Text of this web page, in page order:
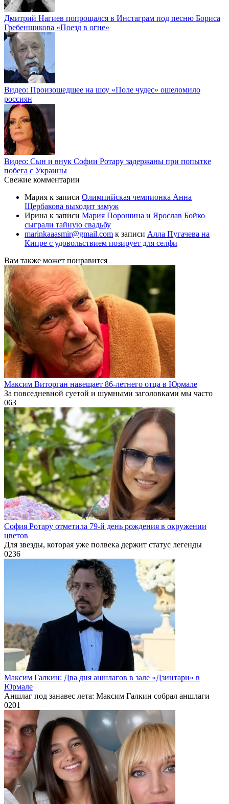
Дмитрий Нагиев попрощался в Инстаграм под песню Бориса
Гребенщикова «Поезд в огне»
Видео: Произошедшее на шоу «Поле чудес» ошеломило
россиян
Видео: Сын и внук Софии Ротару задержаны при попытке
побега с Украины
Свежие комментарии
Мария к записи Олимпийская чемпионка Анна
Щербакова выходит замуж
Ирина к записи Мария Порошина и Ярослав Бойко
сыграли тайную свадьбу
marinkaaasmir@gmail.com к записи Алла Пугачева на
Кипре с удовольствием позирует для селфи
Вам также может понравится
Максим Виторган навещает 86-летнего отца в Юрмале
За повседневной суетой и шумными заголовками мы часто
063
София Ротару отметила 79-й день рождения в окружении
цветов
Для звезды, которая уже полвека держит статус легенды
0236
Максим Галкин: Два дня аншлагов в зале «Дзинтари» в
Юрмале
Аншлаг под занавес лета: Максим Галкин собрал аншлаги
0201